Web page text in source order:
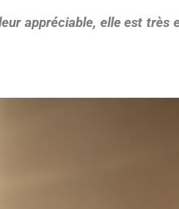
appréciable, elle est très